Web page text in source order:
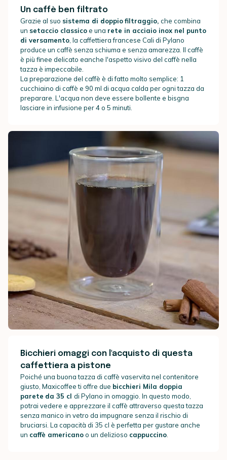
Un caffè ben filtrato
Grazie al suo sistema di doppiofiltraggio, che combina
un setaccio classicoe una rete in acciaio inox nel punto
di versamento, la caffettiera francese Cali di Pylano
produce un caffè senza schiuma e senza amarezza. Il caffè
è più finee delicato eanche l'aspetto visivo del caffè nella
tazza è impeccabile.
La preparazione del caffè è di fatto molto semplice: 1
cucchiaino di caffè e 90 ml di acqua calda per ogni tazza da
preparare. L'acqua non deve essere bollente e bisgna
lasciare in infusione per 4 o 5 minuti.
Bicchieri omaggi con l'acquisto di questa
caffettiera a pistone
Poiché una buona tazza di caffè vaservita nel contenitore
giusto, Maxicoffee ti offre due bicchieri Mila doppia
parete da 35 cl di Pylano in omaggio. In questo modo,
potrai vedere e apprezzare il caffè attraverso questa tazza
senza manico in vetro da impugnare senza il rischio di
bruciarsi. La capacità di 35 cl è perfetta per gustare anche
un caffè americanoo un delizioso cappuccino.